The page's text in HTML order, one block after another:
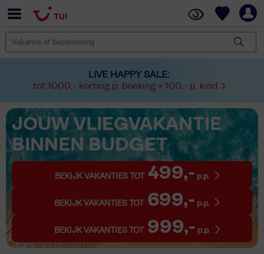
LIVE HAPPY SALE:
tot 1000,- korting p. boeking + 100,- p. kind
JOUW VLIEGVAKANTIE
BINNEN BUDGET
BEKIJK VAKANTIES TOT 499,- p.p.
BEKIJK VAKANTIES TOT 699,- p.p.
BEKIJK VAKANTIES TOT 999,- p.p.